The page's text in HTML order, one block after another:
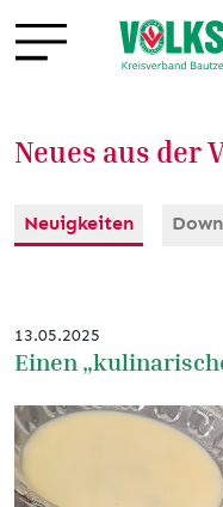
Neues aus der
Neuigkeiten
13.05.2025
Einen